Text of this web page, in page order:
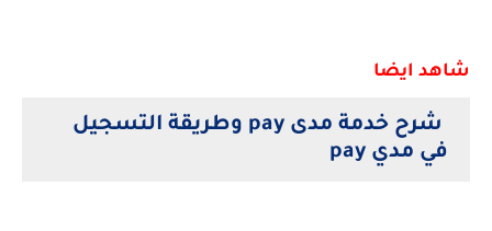
شاهد ايضا
شرح خدمة مدى pay وطريقة التسجيل
في مدي pay